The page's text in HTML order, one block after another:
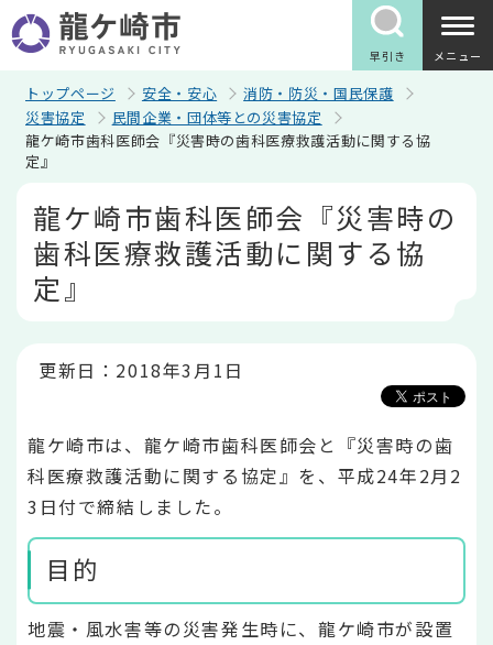
の
ペ
早引き メニュー
トップページ 安全・安心
消防・防災・国民保護
災害協定
民間企業・団体等との災害協定
龍ケ崎市歯科医師会『災害時の歯科医療救護活動に関する協
定』
龍ケ崎市歯科医師会『災害時の
歯科医療救護活動に関する協
定』
更新日：2018年3月1日
龍ケ崎市は、龍ケ崎市歯科医師会と『災害時の歯
科医療救護活動に関する協定』を、平成24年2月2
3日付で締結しました。
目的
地震・風水害等の災害発生時に、龍ケ崎市が設置